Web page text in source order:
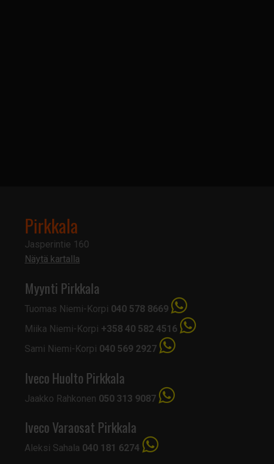
Pirkkala
Jasperintie 160
Näytä kartalla
Myynti Pirkkala
Tuomas Niemi-Korpi 040 578 8669
Miika Niemi-Korpi +358 40 582 4516
Sami Niemi-Korpi 040 569 2927
Iveco Huolto Pirkkala
Jaakko Rahkonen 050 313 9087
Iveco Varaosat Pirkkala
Aleksi Sahala 040 181 6274